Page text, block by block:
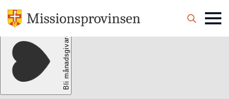
Search